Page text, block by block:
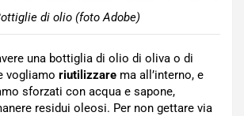
di olio (foto Adobe)
una bottiglia di olio di oliva o di
vogliamo riutilizzare ma all’interno, e
sforzati con acqua e sapone,
residui oleosi. Per non gettare via